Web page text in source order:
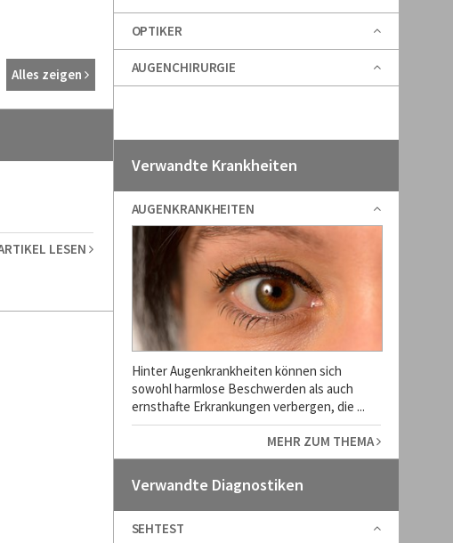
Alles zeigen
LESEN
OPTIKER
AUGENCHIRURGIE
Verwandte Krankheiten
AUGENKRANKHEITEN
Hinter Augenkrankheiten können sich
sowohl harmlose Beschwerden als auch
ernsthafte Erkrankungen verbergen, die ...
MEHR ZUM THEMA
Verwandte Diagnostiken
SEHTEST